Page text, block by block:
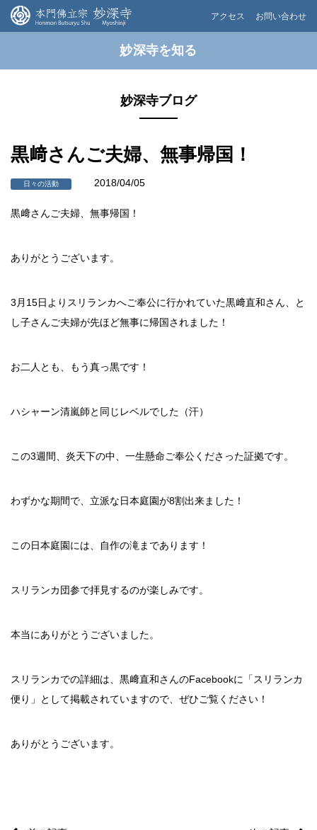
アクセス お問い合わせ
妙深寺を知る
妙深寺ブログ
黒﨑さんご夫婦、無事帰国！
日々の活動 2018/04/05
黒﨑さんご夫婦、無事帰国！
ありがとうございます。
3月15日よりスリランカへご奉公に行かれていた黒﨑直和さん、と
し子さんご夫婦が先ほど無事に帰国されました！
お二人とも、もう真っ黒です！
ハシャーン清嵐師と同じレベルでした（汗）
この3週間、炎天下の中、一生懸命ご奉公くださった証拠です。
わずかな期間で、立派な日本庭園が8割出来ました！
この日本庭園には、自作の滝まであります！
スリランカ団参で拝見するのが楽しみです。
本当にありがとうございました。
スリランカでの詳細は、黒﨑直和さんのFacebookに「スリランカ
便り」として掲載されていますので、ぜひご覧ください！
ありがとうございます。